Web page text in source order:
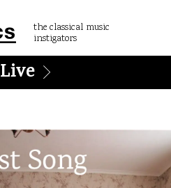
the classical music
instigators
Live